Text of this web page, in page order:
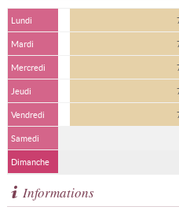
Lundi
Mardi
Mercredi
Jeudi
Vendredi
Samedi
Dimanche
Informations